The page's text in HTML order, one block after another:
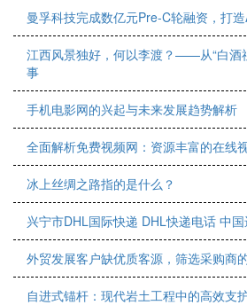
曼孚科技完成数亿元Pre-C轮融资，打
江西风景独好，何以李渡？——从“白酒
事
手机电影网的兴起与未来发展趋势解析
全面解析免费视频网：资源丰富的在线
冰上丝绸之路指的是什么？
兴宁市DHL国际快递 DHL快递电话 中
外贸发展客户缺优质客源，筛选采购商
自进式锚杆：现代岩土工程中的高效支